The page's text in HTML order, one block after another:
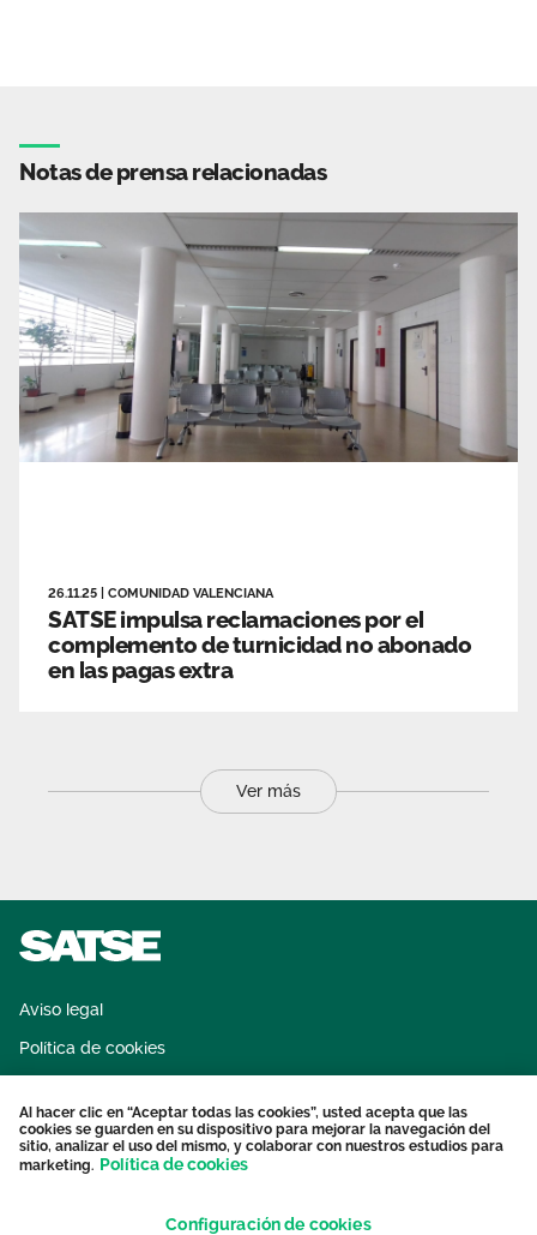
Notas de prensa relacionadas
26.11.25 COMUNIDAD VALENCIANA
SATSE impulsa reclamaciones por el
complemento de turnicidad no abonado
en las pagas extra
Ver más
Aviso legal
Política de cookies
Protección datos personales
Contacto
Al hacer clic en “Aceptar todas las cookies”, usted acepta que las
cookies se guarden en su dispositivo para mejorar la navegación del
sitio, analizar el uso del mismo, y colaborar con nuestros estudios para
marketing. Política de cookies
Configuración de cookies